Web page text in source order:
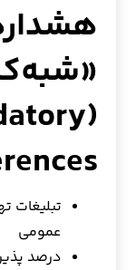
تبلیغات
عمومی
درصد